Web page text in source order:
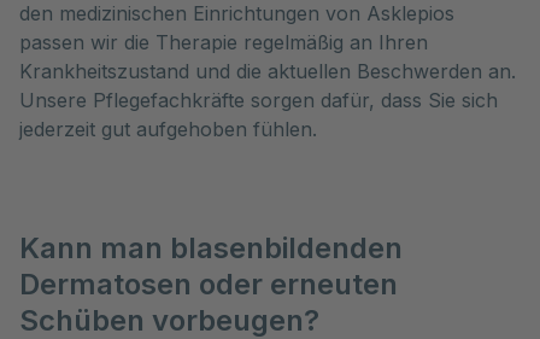
den medizinischen Einrichtungen von Asklepios
passen wir die Therapie regelmäßig an Ihren
Krankheitszustand und die aktuellen Beschwerden an.
Unsere Pflegefachkräfte sorgen dafür, dass Sie sich
jederzeit gut aufgehoben fühlen.
Kann man blasenbildenden
Dermatosen oder erneuten
Schüben vorbeugen?